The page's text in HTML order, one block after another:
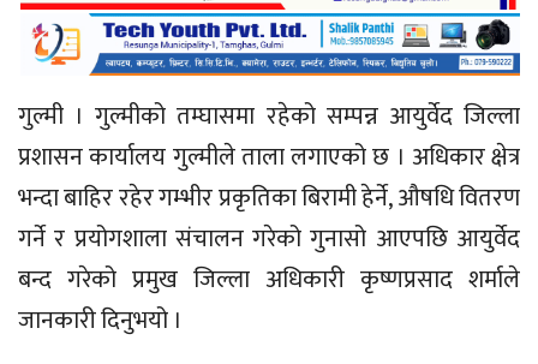
गुल्मी । गुल्मीको तम्घासमा रहेको सम्पन्न आयुर्वेद जिल्ला
प्रशासन कार्यालय गुल्मीले ताला लगाएको छ । अधिकार क्षेत्र
भन्दा बाहिर रहेर गम्भीर प्रकृतिका बिरामी हेर्ने, औषधि वितरण
गर्ने र प्रयोगशाला संचालन गरेको गुनासो आएपछि आयुर्वेद
बन्द गरेको प्रमुख जिल्ला अधिकारी कृष्णप्रसाद शर्माले
जानकारी दिनुभयो ।